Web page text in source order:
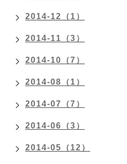
2014-12（1）
2014-11（3）
2014-10（7）
2014-08（1）
2014-07（7）
2014-06（3）
2014-05（12）